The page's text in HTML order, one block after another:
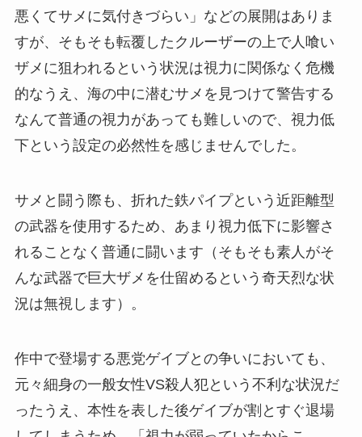
悪くてサメに気付きづらい」などの展開はありま
すが、そもそも転覆したクルーザーの上で人喰い
ザメに狙われるという状況は視力に関係なく危機
的なうえ、海の中に潜むサメを見つけて警告する
なんて普通の視力があっても難しいので、視力低
下という設定の必然性を感じませんでした。
サメと闘う際も、折れた鉄パイプという近距離型
の武器を使用するため、あまり視力低下に影響さ
れることなく普通に闘います（そもそも素人がそ
んな武器で巨大ザメを仕留めるという奇天烈な状
況は無視します）。
作中で登場する悪党ゲイブとの争いにおいても、
元々細身の一般女性VS殺人犯という不利な状況だ
ったうえ、本性を表した後ゲイブが割とすぐ退場